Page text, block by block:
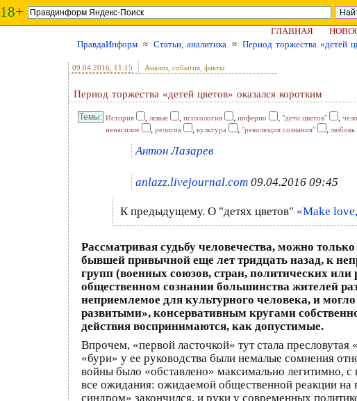
18+
ГЛАВНАЯ
ПравдаИнформ ≈ Статьи, аналитика ≈ Период торжества «детей
09.04.2016 , 11:15 Анализ, события, факты
Период торжества «детей цветов» оказался коротким
История , левые , психология , инферно , "дети цветов" ,
ненасилие , религия , культура , "революция сознания" , любовь
Антон Лазарев
anlazz.livejournal.com 09.04.2016 09:45
К предыдущему. О "детях цветов" «Make
Рассматривая судьбу человечества, можно
бывшей привычной еще лет тридцать назад, к
групп (военных союзов, стран, политических
общественном сознании большинства жителей
неприемлемое для культурного человека, и
развитыми», консервативным кругами
действия воспринимаются, как допустимые.
Впрочем, «первой ласточкой» тут стала
«бури» у ее руководства были немалые сомнения
войны было «обставлено» максимально легитимно,
все ожидания: ожидаемой общественной реакции на
синдром» закончился, и руки у современных